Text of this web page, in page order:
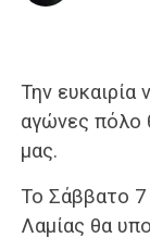
Την
αγώνες πόλο
μας.
Το Σάββατο 7
Λαμίας θα